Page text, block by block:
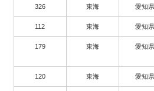
326 東海 愛知県
112 東海 愛知県
179 東海 愛知県
120 東海 愛知県